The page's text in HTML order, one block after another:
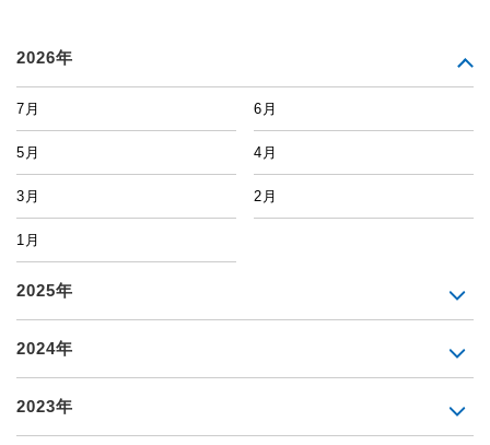
2026年
7月 6月
5月 4月
3月 2月
1月
2025年
2024年
2023年